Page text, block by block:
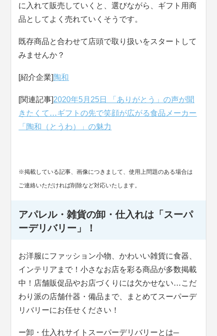
に入れて販売していくと、選びながら、ギフト用商
品としてよく売れていくそうです。
既存商品と合わせて店頭で取り扱いをスタートして
みませんか？
[紹介企業] 陶和
[関連記事]2020年5月25日 「ありがとう」の声が聞
きたくて…ギフトの先で笑顔が広がる食品メーカー
「陶和（とうわ）」の魅力
※掲載している記事、画像につきまして、使用上問題のある場合は
ご連絡いただければ削除など対応いたします。
アパレル・雑貨の卸・仕入れは「スーパ
ーデリバリー」！
お洋服にファッション小物、かわいい雑貨に食器、
インテリアまで！小さなお店を彩る商品が多数掲載
中！店舗販促品やお店づくりには欠かせない…こだ
わり派の店舗什器・備品まで、まとめてスーパーデ
リバリーにお任せください！
ー卸・仕入れサイトスーパーデリバリーとは─